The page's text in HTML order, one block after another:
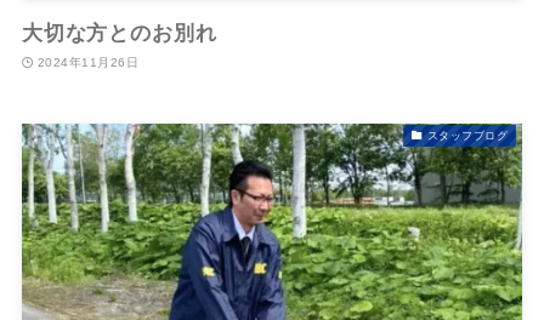
大切な方とのお別れ
2024年11月26日
スタッフブログ